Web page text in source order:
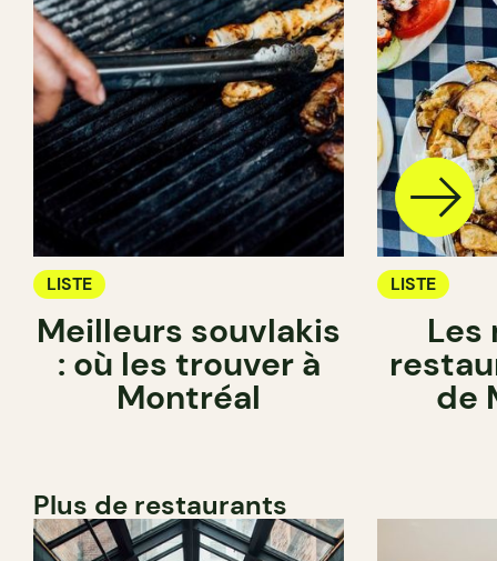
LISTE
Meilleurs souvlakis
: où les trouver à
Montréal
LISTE
Les
de
Plus de restaurants